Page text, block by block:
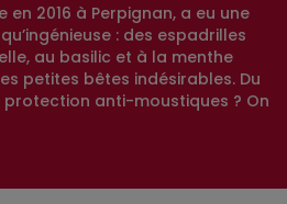
en 2016 à Perpignan, a eu une
: des espadrilles
au basilic et à la menthe
petites bêtes indésirables. Du
anti-moustiques ? On